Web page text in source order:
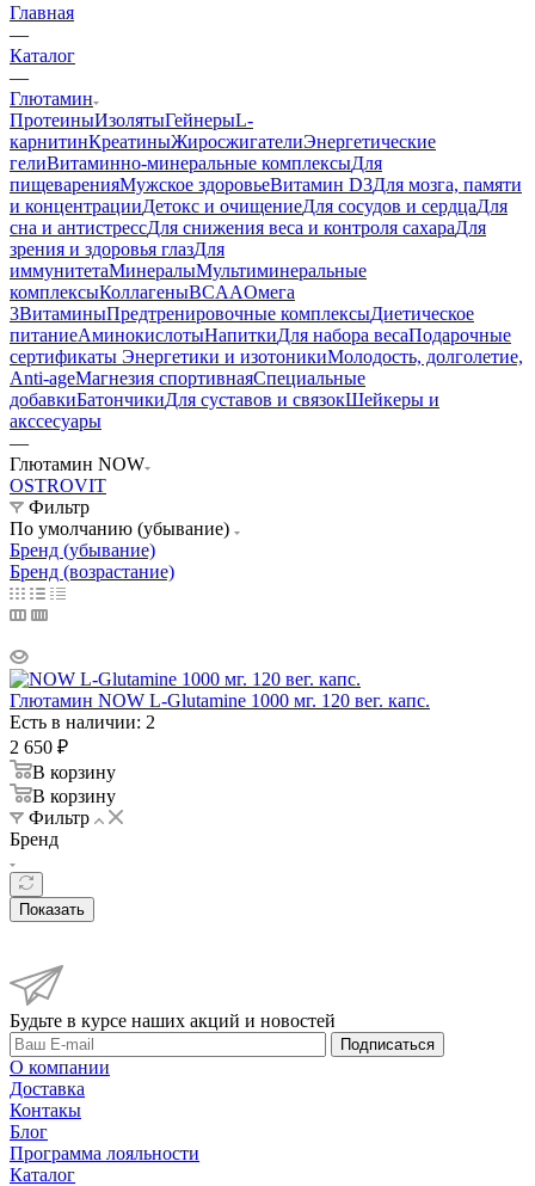
Главная
—
Каталог
—
Глютамин
ПротеиныИзолятыГейнерыL-
карнитинКреатиныЖиросжигателиЭнергетические
гелиВитаминно-минеральные комплексыДля
пищеваренияМужское здоровьеВитамин D3Для мозга, памяти
и концентрацииДетокс и очищениеДля сосудов и сердцаДля
сна и антистрессДля снижения веса и контроля сахараДля
зрения и здоровья глазДля
иммунитетаМинералыМультиминеральные
комплексыКоллагеныBCAAОмега
3ВитаминыПредтренировочные комплексыДиетическое
питаниеАминокислотыНапиткиДля набора весаПодарочные
сертификаты Энергетики и изотоникиМолодость, долголетие,
Anti-ageМагнезия спортивнаяСпециальные
добавкиБатончикиДля суставов и связокШейкеры и
акссесуары
—
Глютамин NOW
OSTROVIT
Фильтр
По умолчанию (убывание)
Бренд (убывание)
Бренд (возрастание)
Глютамин NOW L-Glutamine 1000 мг. 120 вег. капс.
Есть в наличии: 2
2 650 ₽
В корзину
В корзину
Фильтр
Бренд
Показать
Будьте в курсе наших акций и новостей
Подписаться
О компании
Доставка
Контакы
Блог
Программа лояльности
Каталог